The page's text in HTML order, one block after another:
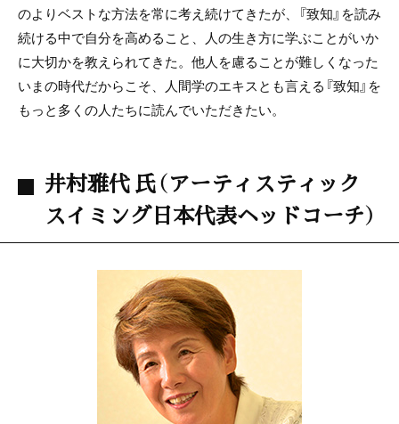
のよりベストな方法を常に考え続けてきたが、『致知』を読み
続ける中で自分を高めること、人の生き方に学ぶことがいか
に大切かを教えられてきた。他人を慮ることが難しくなった
いまの時代だからこそ、人間学のエキスとも言える『致知』を
もっと多くの人たちに読んでいただきたい。
井村雅代 氏（アーティスティック
スイミング日本代表ヘッドコーチ）